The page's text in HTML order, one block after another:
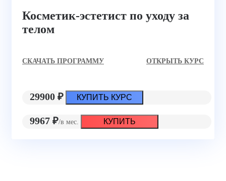
Косметик-эстетист по уходу за
телом
CКАЧАТЬ ПРОГРАММУ ОТКРЫТЬ КУРС
29900 ₽ КУПИТЬ КУРС
9967 ₽/в мес. КУПИТЬ